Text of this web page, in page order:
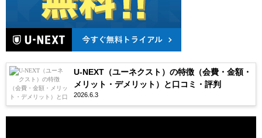
U-NEXT（ユーネクスト）の特徴（会費・金額・
メリット・デメリット）と口コミ・評判
2026.6.3